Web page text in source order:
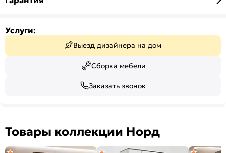
Услуги:
Выезд дизайнера на дом
Сборка мебели
Заказать звонок
Товары коллекции Норд